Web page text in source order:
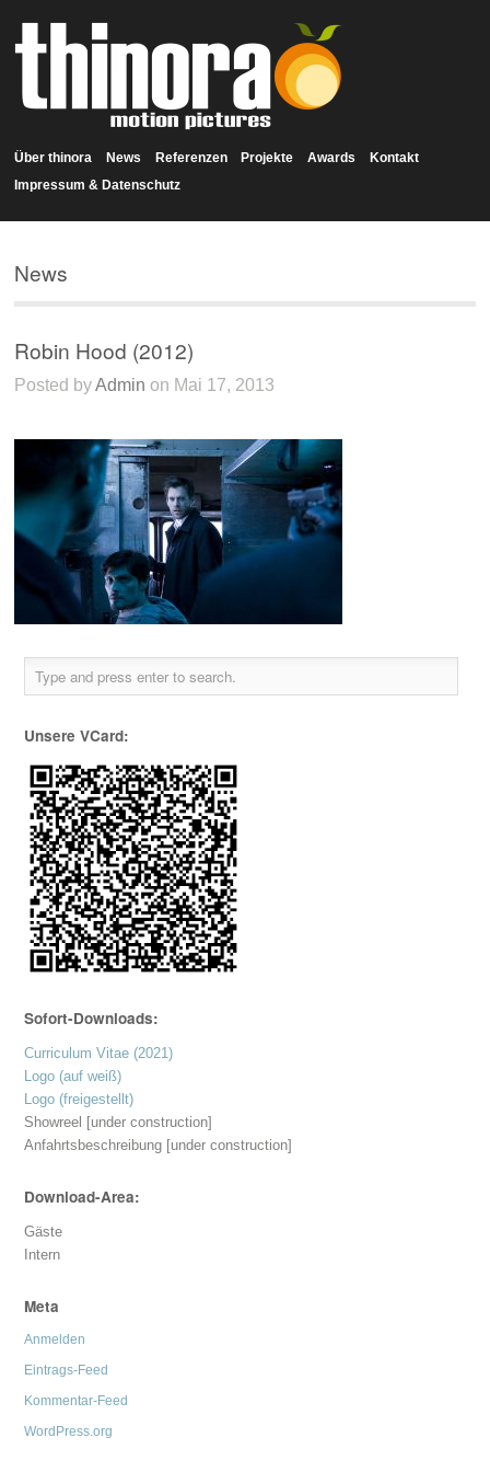
Über thinora News Referenzen Projekte Awards
Kontakt
Impressum & Datenschutz
News
Robin Hood (2012)
Posted byAdmin on Mai 17, 2013
Unsere VCard:
Sofort-Downloads:
Curriculum Vitae (2021)
Logo (auf weiß)
Logo (freigestellt)
Showreel [under construction]
Anfahrtsbeschreibung [under construction]
Download-Area:
Gäste
Intern
Meta
Anmelden
Eintrags-Feed
Kommentar-Feed
WordPress.org